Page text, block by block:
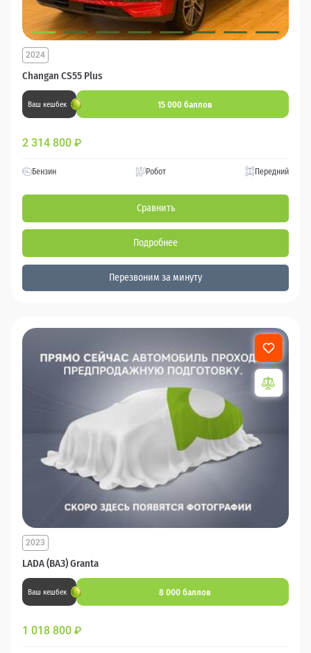
Changan CS55 Plus
2024
Ваш кешбек 15 000 баллов
2 314 800 ₽
Бензин Робот Передний
Сравнить
Подробнее
Перезвоним за минуту
LADA (ВАЗ) Granta
2023
Ваш кешбек 8 000 баллов
1 018 800 ₽